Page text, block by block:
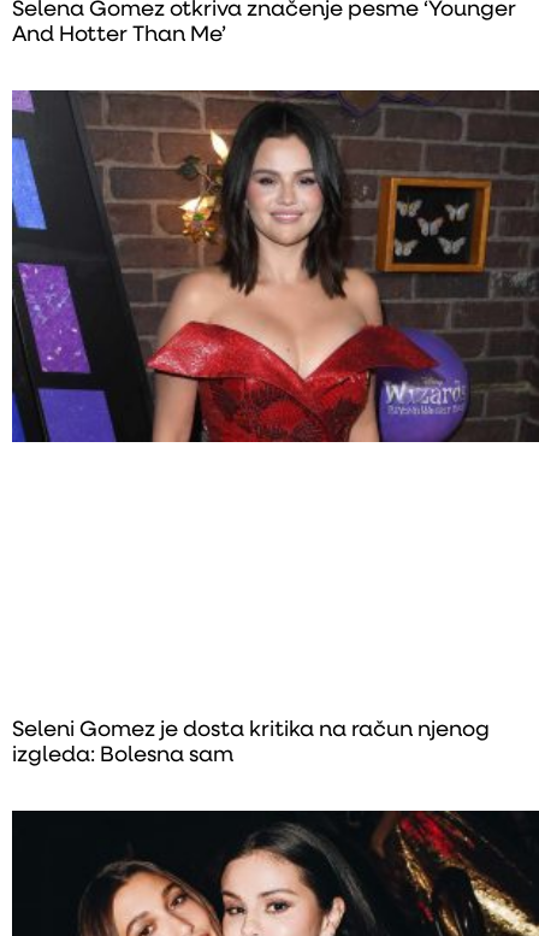
Selena Gomez otkriva značenje pesme ‘Younger
And Hotter Than Me’
Seleni Gomez je dosta kritika na račun njenog
izgleda: Bolesna sam